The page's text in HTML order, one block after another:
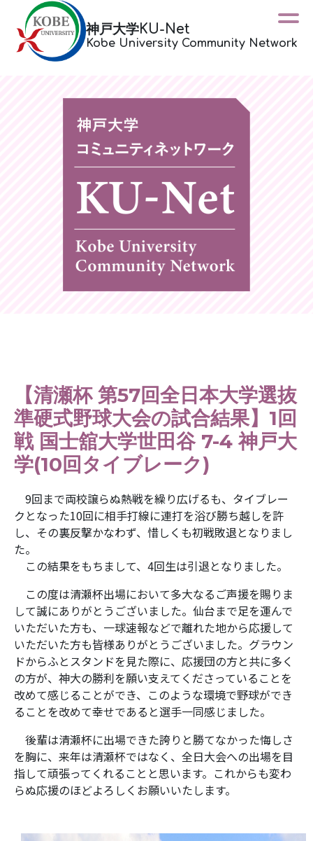
神戸大学KU-Net
Kobe University Community Network
【清瀬杯 第57回全日本大学選抜
準硬式野球大会の試合結果】1回
戦 国士舘大学世田谷 7-4 神戸大
学(10回タイブレーク)
9回まで両校譲らぬ熱戦を繰り広げるも、タイブレー
クとなった10回に相手打線に連打を浴び勝ち越しを許
し、その裏反撃かなわず、惜しくも初戦敗退となりまし
た。
この結果をもちまして、4回生は引退となりました。
この度は清瀬杯出場において多大なるご声援を賜りま
して誠にありがとうございました。仙台まで足を運んで
いただいた方も、一球速報などで離れた地から応援して
いただいた方も皆様ありがとうございました。グラウン
ドからふとスタンドを見た際に、応援団の方と共に多く
の方が、神大の勝利を願い支えてくださっていることを
改めて感じることができ、このような環境で野球ができ
ることを改めて幸せであると選手一同感じました。
後輩は清瀬杯に出場できた誇りと勝てなかった悔しさ
を胸に、来年は清瀬杯ではなく、全日大会への出場を目
指して頑張ってくれることと思います。これからも変わ
らぬ応援のほどよろしくお願いいたします。